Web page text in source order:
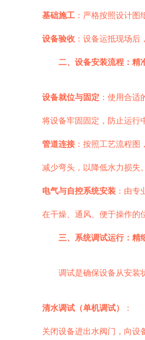
基础施工 ：严格按照设计
设备验收 ：设备运抵现场
二、设备安装流程：精
设备就位与固定 ：使用合
将设备牢固固定，防止运行
管道连接 ：按照工艺流程
减少弯头，以降低水力损失
电气与自控系统安装 ：由
在干燥、通风、便于操作的
三、系统调试运行：精
调试是确保设备从安装
清水调试（单机调试） ：
关闭设备进出水阀门，向设